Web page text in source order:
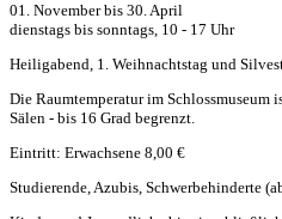
01. November bis 30. April
dienstags bis sonntags, 10 - 17 Uhr
Heiligabend, 1. Weihnachtstag und
Die Raumtemperatur im Schlossmuseum
Sälen - bis 16 Grad begrenzt.
Eintritt: Erwachsene 8,00 €
Studierende, Azubis, Schwerbehinderte